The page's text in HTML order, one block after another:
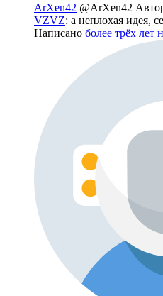
ArXen42 @ArXen42
VZVZ: а неплохая идея,
Написано более трёх лет